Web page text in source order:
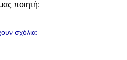
ποιητή:
σχόλια: